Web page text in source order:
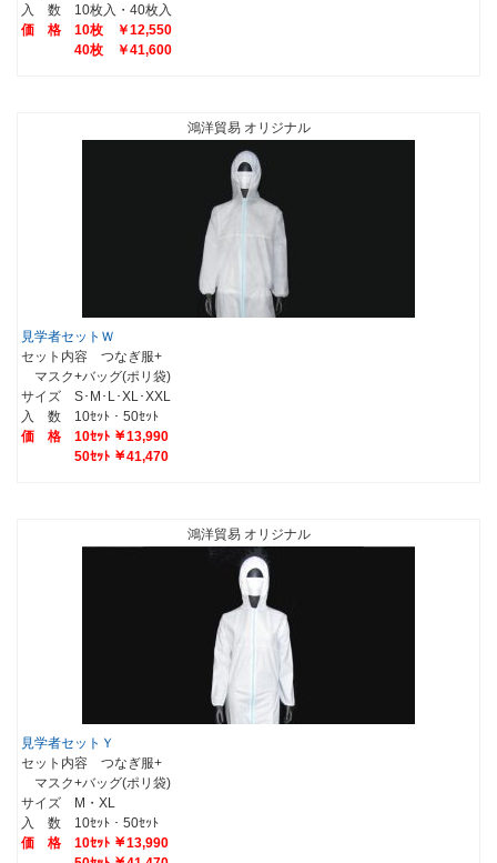
入 数 10枚入・40枚入
価 格 10枚 ￥12,550
40枚 ￥41,600
鴻洋貿易 オリジナル
見学者セットＷ
セット内容 つなぎ服+
マスク+バッグ(ポリ袋)
サイズ S･M･L･XL･XXL
入 数 10ｾｯﾄ・50ｾｯﾄ
価 格 10ｾｯﾄ ￥13,990
50ｾｯﾄ ￥41,470
鴻洋貿易 オリジナル
見学者セットＹ
セット内容 つなぎ服+
マスク+バッグ(ポリ袋)
サイズ M・XL
入 数 10ｾｯﾄ・50ｾｯﾄ
価 格 10ｾｯﾄ ￥13,990